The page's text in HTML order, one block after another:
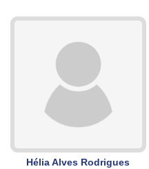
Hélia Alves Rodrigues